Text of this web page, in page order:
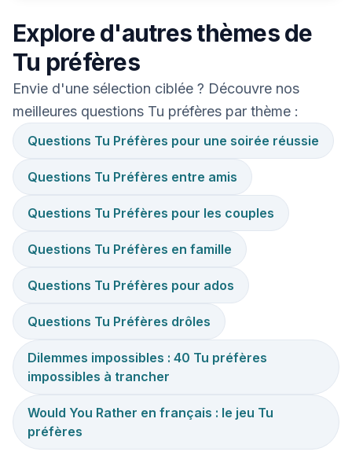
Explore d'autres thèmes de
Tu préfères
Envie d'une sélection ciblée ? Découvre nos
meilleures questions Tu préfères par thème :
Questions Tu Préfères pour une soirée réussie
Questions Tu Préfères entre amis
Questions Tu Préfères pour les couples
Questions Tu Préfères en famille
Questions Tu Préfères pour ados
Questions Tu Préfères drôles
Dilemmes impossibles : 40 Tu préfères
impossibles à trancher
Would You Rather en français : le jeu Tu
préfères